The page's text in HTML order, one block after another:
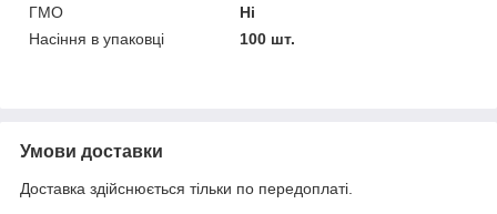
ГМО
Ні
Насіння в упаковці
100 шт.
Умови доставки
Доставка здійснюється тільки по передоплаті.